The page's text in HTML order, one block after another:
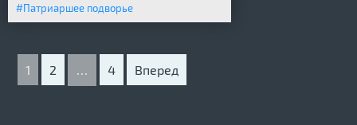
#Патриаршее подворье
1 2 … 4 Вперед